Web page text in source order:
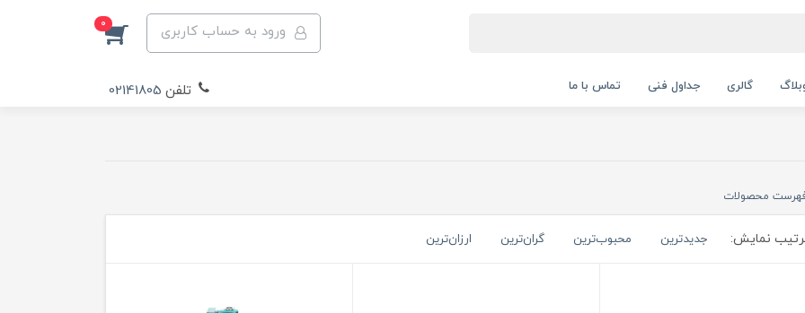
ورود به حساب کاربری 0
گالری جداول فنی تماس با ما تلفن 02141805
محصولات
نمایش: جدیدترین محبوب‌ترین گران‌ترین ارزان‌ترین